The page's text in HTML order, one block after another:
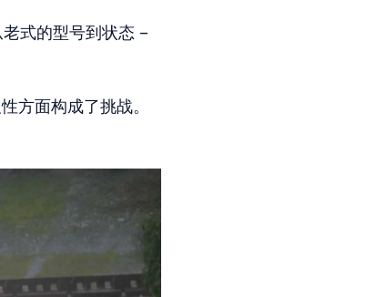
式的型号到状态 –
方面构成了挑战。